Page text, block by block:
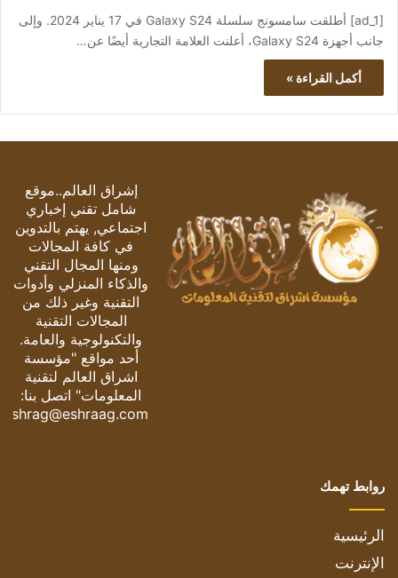
[ad_1] أطلقت سامسونج سلسلة Galaxy S24 في 17 يناير 2024. وإلى
جانب أجهزة Galaxy S24، أعلنت العلامة التجارية أيضًا عن…
أكمل القراءة »
إشراق العالم..موقع
شامل تقني إخباري
اجتماعي, يهتم بالتدوين
في كافة المجالات
ومنها المجال التقني
والذكاء المنزلي وأدوات
التقنية وغير ذلك من
المجالات التقنية
والتكنولوجية والعامة.
أحد مواقع "مؤسسة
اشراق العالم لتقنية
المعلومات" اتصل بنا:
eshrag@eshraag.com
روابط تهمك
الرئيسية
الإنترنت